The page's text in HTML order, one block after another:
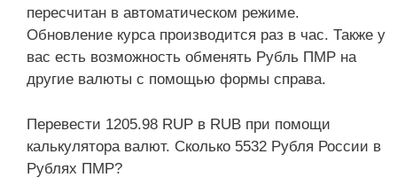
пересчитан в автоматическом режиме.
Обновление курса производится раз в час. Также у
вас есть возможность обменять Рубль ПМР на
другие валюты с помощью формы справа.
Перевести 1205.98 RUP в RUB при помощи
калькулятора валют. Сколько 5532 Рубля России в
Рублях ПМР?